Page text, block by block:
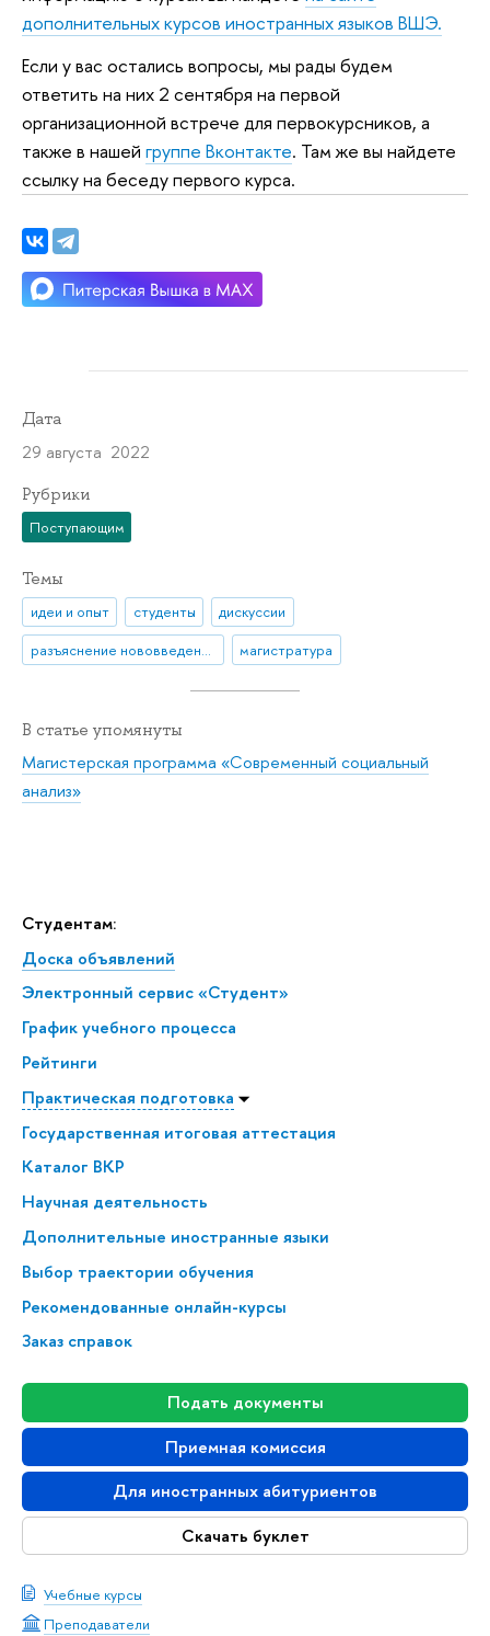
Студентам:
Доска объявлений
Электронный сервис «Студент»
График учебного процесса
Рейтинги
Практическая подготовка
Государственная итоговая аттестация
Каталог ВКР
Научная деятельность
Дополнительные иностранные языки
Выбор траектории обучения
Рекомендованные онлайн-курсы
Заказ справок
Подать документы
Приемная комиссия
Для иностранных абитуриентов
Скачать буклет
Учебные курсы
Преподаватели
дополнительных курсов иностранных языков ВШЭ.
Если у вас остались вопросы, мы рады будем
ответить на них 2 сентября на первой
организационной встрече для первокурсников, а
также в нашей группе Вконтакте. Там же вы найдете
ссылку на беседу первого курса.
Дата
29 августа 2022
Рубрики
Поступающим
Темы
идеи и опыт студенты
дискуссии
разъяснение нововведения
магистратура
В статье упомянуты
Магистерская программа «Современный социальный
анализ»